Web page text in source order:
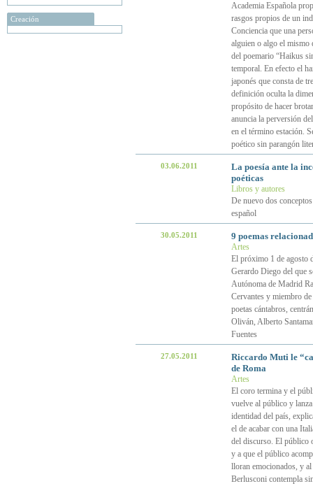
Creación
Academia Española
rasgos propios de un
Conciencia que una
alguien o algo el mismo
del poemario “Haikus
temporal. En efecto el
japonés que consta de
definición oculta la
propósito de hacer
anuncia la perversión
en el término estación.
poético sin parangón
03.06.2011
La poesía ante la
poéticas
Libros y autores
De nuevo dos
español
30.05.2011 9 poemas
Artes
El próximo 1 de agosto
Gerardo Diego del que
Autónoma de Madrid
Cervantes y miembro
poetas cántabros,
Oliván, Alberto
Fuentes
27.05.2011
Riccardo Muti le
de Roma
Artes
El coro termina y el
vuelve al público y
identidad del país,
el de acabar con una
del discurso. El público
y a que el público
lloran emocionados, y
Berlusconi contempla